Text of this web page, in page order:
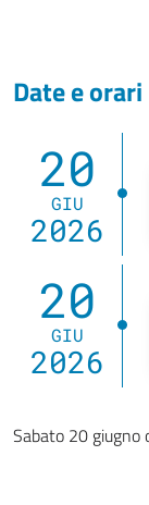
Date e orari
20
GIU
2026
20
GIU
2026
Sabato 20 giugno